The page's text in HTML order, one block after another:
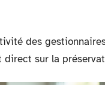
des
direct sur la